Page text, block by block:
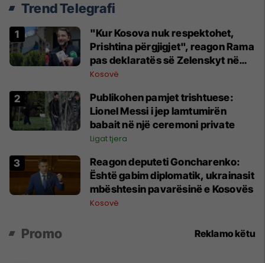
Trend Telegrafi
"Kur Kosova nuk respektohet,
Prishtina përgjigjet", reagon Rama
pas deklaratës së Zelenskyt në
Beograd
Kosovë
Publikohen pamjet trishtuese:
Lionel Messi i jep lamtumirën
babait në një ceremoni private
Ligat tjera
Reagon deputeti Goncharenko:
Është gabim diplomatik, ukrainasit
mbështesin pavarësinë e Kosovës
Kosovë
Promo Reklamo këtu